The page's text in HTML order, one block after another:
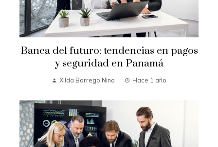
Banca del futuro: tendencias en pagos
y seguridad en Panamá
Xilda Borrego Nino Hace 1 año